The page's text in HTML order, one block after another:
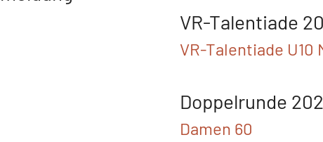
VR-Talentiade
VR-Talentiade U10
Doppelrunde
Damen 60